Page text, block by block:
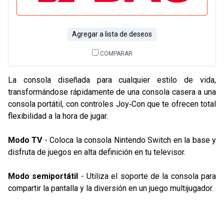
Agregar a lista de deseos
COMPARAR
La consola diseñada para cualquier estilo de vida,
transformándose rápidamente de una consola casera a una
consola portátil, con controles Joy‑Con que te ofrecen total
flexibilidad a la hora de jugar.
Modo TV- Coloca la consola Nintendo Switch en la base y
disfruta de juegos en alta definición en tu televisor.
Modo semiportátil - Utiliza el soporte de la consola para
compartir la pantalla y la diversión en un juego multijugador.